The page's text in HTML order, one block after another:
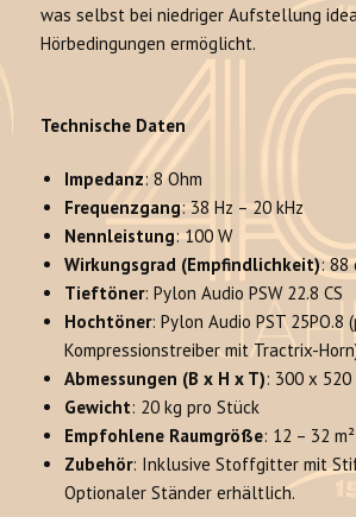
was selbst bei niedriger Aufstellung
Hörbedingungen ermöglicht.
Technische Daten
Impedanz: 8 Ohm
Frequenzgang: 38 Hz – 20 kHz
Nennleistung: 100 W
Wirkungsgrad (Empfindlichkeit): 88
Tieftöner: Pylon Audio PSW 22.8 CS
Hochtöner: Pylon Audio PST
Kompressionstreiber mit Tractrix-
Abmessungen (B x H x T): 300 x 520
Gewicht: 20 kg pro Stück
Empfohlene Raumgröße: 12 – 32 m²
Zubehör: Inklusive Stoffgitter mit
Optionaler Ständer erhältlich.